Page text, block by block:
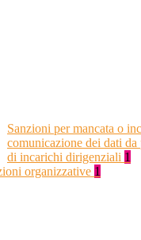
Sanzioni per mancata o
comunicazione dei dati da
di incarichi dirigenziali 1
organizzative 1